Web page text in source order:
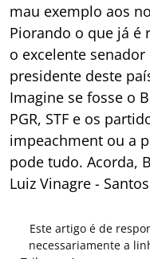
mau exemplo aos
Piorando o que já é
o excelente
presidente deste
Imagine se fosse o
PGR, STF e os
impeachment ou a
pode tudo. Acorda,
Luiz Vinagre - Santos
Este artigo é de
necessariamente a